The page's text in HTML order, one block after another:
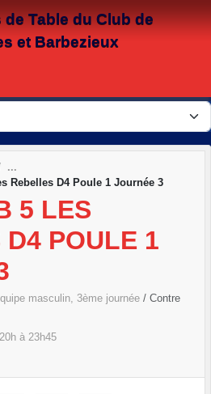
de Table du Club de
et Barbezieux
Rebelles D4 Poule 1 Journée 3
5 LES
POULE 1
masculin, 3ème journée / Contre
à 23h45